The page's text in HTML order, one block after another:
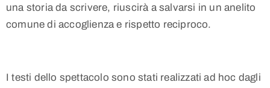
una storia da scrivere, riuscirà a salvarsi in un anelito
comune di accoglienza e rispetto reciproco.
I testi dello spettacolo sono stati realizzati ad hoc dagli